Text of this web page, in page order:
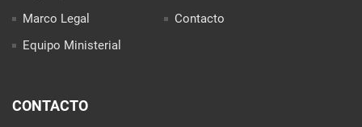
Marco Legal
Equipo Ministerial
Contacto
CONTACTO